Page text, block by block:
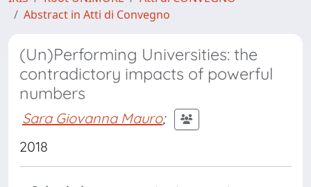
Abstract in Atti di Convegno
(Un)Performing Universities: the
contradictory impacts of powerful
numbers
Sara Giovanna Mauro;
2018